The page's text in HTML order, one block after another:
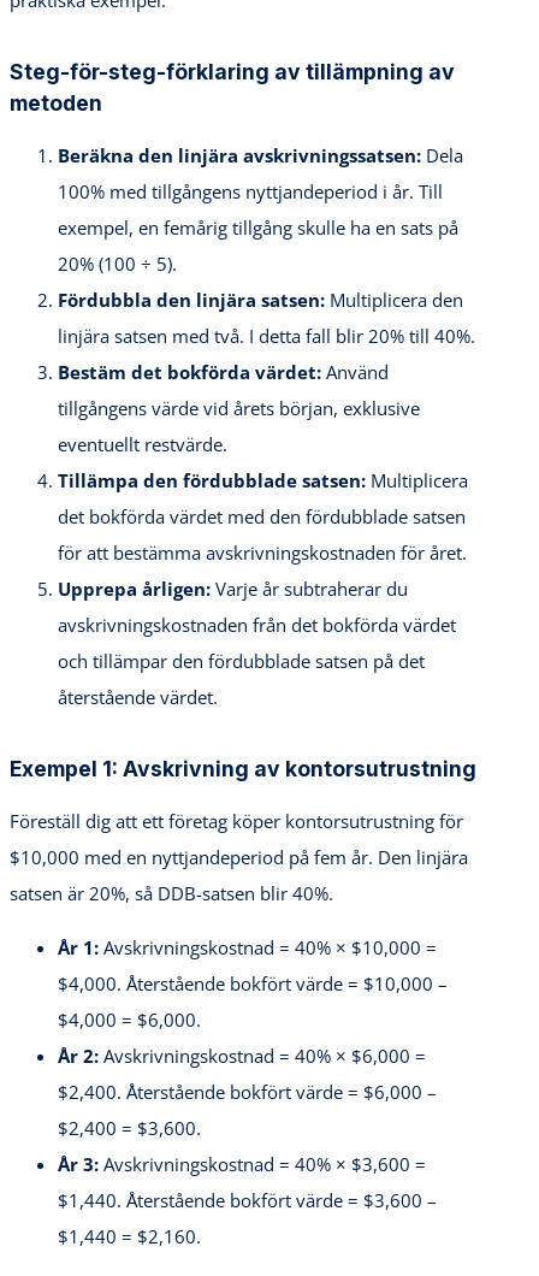
Steg-för-steg-förklaring av tillämpning av
metoden
Beräkna den linjära avskrivningssatsen: Dela
100% med tillgångens nyttjandeperiod i år. Till
exempel, en femårig tillgång skulle ha en sats på
20% (100 ÷ 5).
Fördubbla den linjära satsen: Multiplicera den
linjära satsen med två. I detta fall blir 20% till 40%.
Bestäm det bokförda värdet: Använd
tillgångens värde vid årets början, exklusive
eventuellt restvärde.
Tillämpa den fördubblade satsen: Multiplicera
det bokförda värdet med den fördubblade satsen
för att bestämma avskrivningskostnaden för året.
Upprepa årligen: Varje år subtraherar du
avskrivningskostnaden från det bokförda värdet
och tillämpar den fördubblade satsen på det
återstående värdet.
Exempel 1: Avskrivning av kontorsutrustning
Föreställ dig att ett företag köper kontorsutrustning för
$10,000 med en nyttjandeperiod på fem år. Den linjära
satsen är 20%, så DDB-satsen blir 40%.
År 1: Avskrivningskostnad = 40% × $10,000 =
$4,000. Återstående bokfört värde = $10,000 –
$4,000 = $6,000.
År 2: Avskrivningskostnad = 40% × $6,000 =
$2,400. Återstående bokfört värde = $6,000 –
$2,400 = $3,600.
År 3: Avskrivningskostnad = 40% × $3,600 =
$1,440. Återstående bokfört värde = $3,600 –
$1,440 = $2,160.